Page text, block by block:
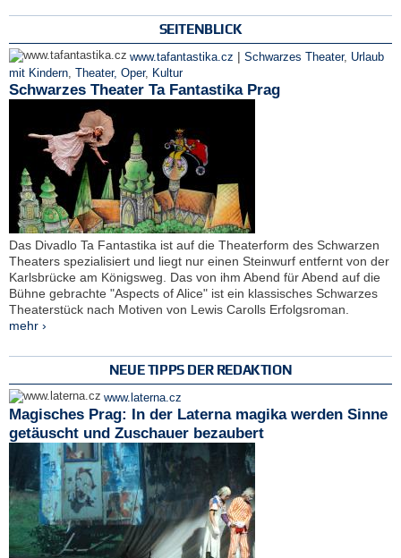
SEITENBLICK
www.tafantastika.cz | Schwarzes Theater, Urlaub
mit Kindern, Theater, Oper, Kultur
Schwarzes Theater Ta Fantastika Prag
Das Divadlo Ta Fantastika ist auf die Theaterform des Schwarzen
Theaters spezialisiert und liegt nur einen Steinwurf entfernt von der
Karlsbrücke am Königsweg. Das von ihm Abend für Abend auf die
Bühne gebrachte "Aspects of Alice" ist ein klassisches Schwarzes
Theaterstück nach Motiven von Lewis Carolls Erfolgsroman.
mehr ›
NEUE TIPPS DER REDAKTION
www.laterna.cz
Magisches Prag: In der Laterna magika werden Sinne
getäuscht und Zuschauer bezaubert